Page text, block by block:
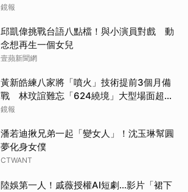
柳樂
動念再拚一胎
鏡報
邱凱偉挑戰台語八點檔！與小演員對戲 動
念想再生一個女兒
壹蘋新聞網
黃新皓練八家將「噴火」技術提前3個月備
戰 林玟誼難忘「624繞境」大型場面超震
撼
鏡報
潘若迪揪兄弟一起「變女人」！沈玉琳幫圓
夢化身女僕
CTWANT
陸娛第一人！戚薇授權AI短劇…影片「裙下